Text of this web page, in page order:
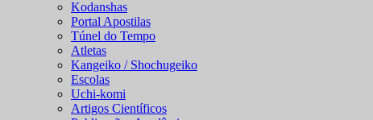
Kodanshas
Portal Apostilas
Túnel do Tempo
Atletas
Kangeiko / Shochugeiko
Escolas
Uchi-komi
Artigos Científicos